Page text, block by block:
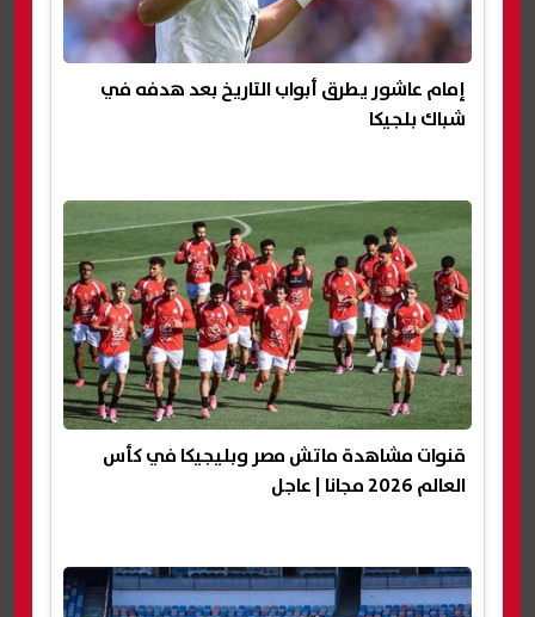
إمام عاشور يطرق أبواب التاريخ بعد هدفه في
شباك بلجيكا
قنوات مشاهدة ماتش مصر وبليجيكا في كأس
العالم 2026 مجانا | عاجل